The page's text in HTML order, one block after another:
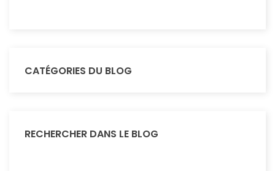
CATÉGORIES DU BLOG
RECHERCHER DANS LE BLOG